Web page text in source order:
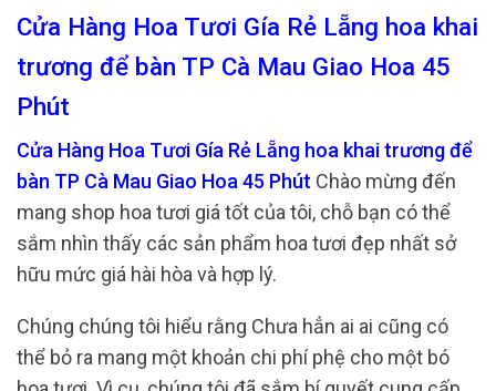
Cửa Hàng Hoa Tươi Gía Rẻ Lẵng hoa khai
trương để bàn TP Cà Mau Giao Hoa 45
Phút
Cửa Hàng Hoa Tươi Gía Rẻ Lẵng hoa khai trương để
bàn TP Cà Mau Giao Hoa 45 Phút Chào mừng đến
mang shop hoa tươi giá tốt của tôi, chỗ bạn có thể
sắm nhìn thấy các sản phẩm hoa tươi đẹp nhất sở
hữu mức giá hài hòa và hợp lý.
Chúng chúng tôi hiểu rằng Chưa hẳn ai ai cũng có
thể bỏ ra mang một khoản chi phí phệ cho một bó